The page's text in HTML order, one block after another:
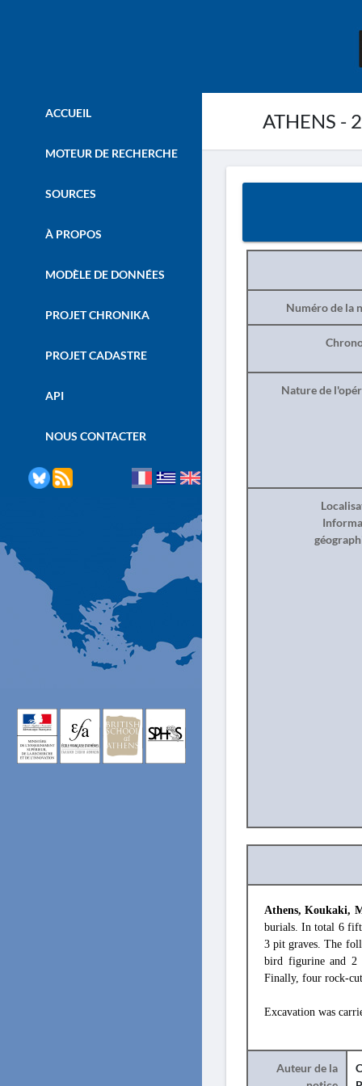
ATHENS -
ACCUEIL
MOTEUR DE RECHERCHE
SOURCES
À PROPOS
MODÈLE DE DONNÉES
PROJET CHRONIKA
PROJET CADASTRE
API
NOUS CONTACTER
Numéro de la
Nature de
Athens, Koukaki,
burials. In total 6
3 pit graves. The
bird figurine and 2
Finally, four rock-
Excavation was
Auteur de la